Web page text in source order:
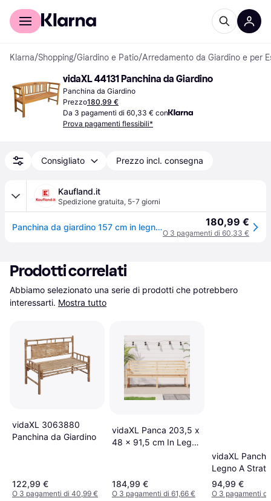
Per il tuo shopping
Klarna/Shopping/Giardino e Patio/Arredamento da Giardino e per
vidaXL 44131 Panchina da Giardino
Panchina da Giardino
Prezzo180,99 €
Da 3 pagamenti di 60,33 € con
Prova pagamenti flessibili*
Consigliato Prezzo incl. consegna
Kaufland.it
Spedizione gratuita, 5-7 giorni
Panchina da giardino 157 cm in legno massiccio di acacia 180,99 €
O 3 pagamenti di 60,33 €
Prodotti correlati
Abbiamo selezionato una serie di prodotti che potrebbero
interessarti. Mostra tutto
vidaXL 3063880
Panchina da Giardino
122,99 €
O 3 pagamenti di 40,99 €
vidaXL Panca 203,5 x
48 x 91,5 cm In Legno
184,99 €
O 3 pagamenti di 61,66 €
vidaXL
Legno A Strati
Turchese 114
77 cm
94,99 €
O 3 pagamenti di